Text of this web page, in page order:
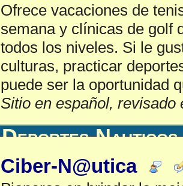
Ofrece vacaciones de
semana y clínicas de golf
todos los niveles. Si le
culturas, practicar
puede ser la oportunidad
Sitio en español, revisado
Deportes Nauticos
Ciber-N@utica